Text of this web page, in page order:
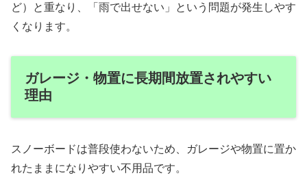
ど）と重なり、「雨で出せない」という問題が発生しやす
くなります。
ガレージ・物置に長期間放置されやすい
理由
スノーボードは普段使わないため、ガレージや物置に置か
れたままになりやすい不用品です。